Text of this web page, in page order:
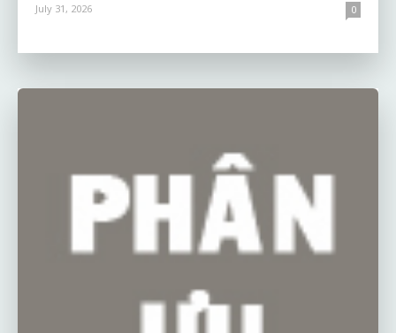
July 31, 2026 0